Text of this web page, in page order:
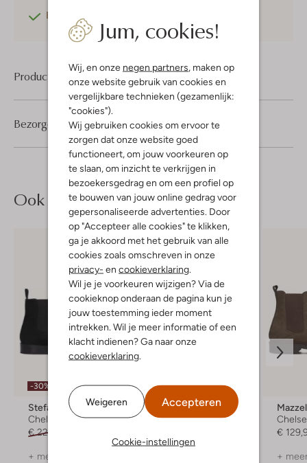
Jum, cookies!
Wij, en onze negen partners, maken op
onze website gebruik van cookies en
vergelijkbare technieken (gezamenlijk:
"cookies").
Wij gebruiken cookies om ervoor te
zorgen dat onze website goed
functioneert, om jouw voorkeuren op
te slaan, om inzicht te verkrijgen in
bezoekersgedrag en om een profiel op
te bouwen van jouw online gedrag voor
gepersonaliseerde advertenties. Door
op "Accepteer alle cookies" te klikken,
ga je akkoord met het gebruik van alle
cookies zoals omschreven in onze
privacy- en cookieverklaring.
Wil je je voorkeuren wijzigen? Via de
cookieknop onderaan de pagina kun je
jouw toestemming ieder moment
intrekken. Wil je meer informatie of een
klacht indienen? Ga naar onze
cookieverklaring.
Weigeren Accepteren
Cookie-instellingen
Betaal achteraf
Product informatie
Bezorgen & retourneren
Ook iets voor jou?
-30%
Stefano Lauran
Chelsea boots
€ 229,99
+ meer kleuren
-30%
Stefano Lauran
Chelsea boots
€
+